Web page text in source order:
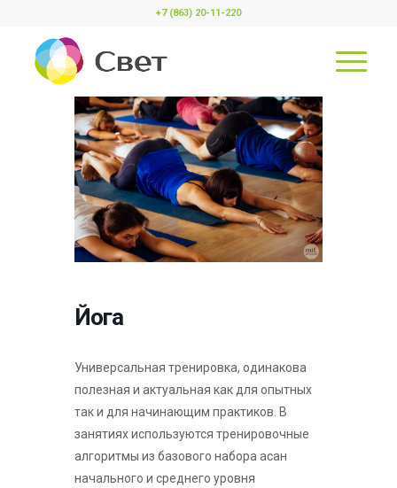
+7 (863) 20-11-220
Йога
Универсальная тренировка, одинакова
полезная и актуальная как для опытных
так и для начинающим практиков. В
занятиях используются тренировочные
алгоритмы из базового набора асан
начального и среднего уровня